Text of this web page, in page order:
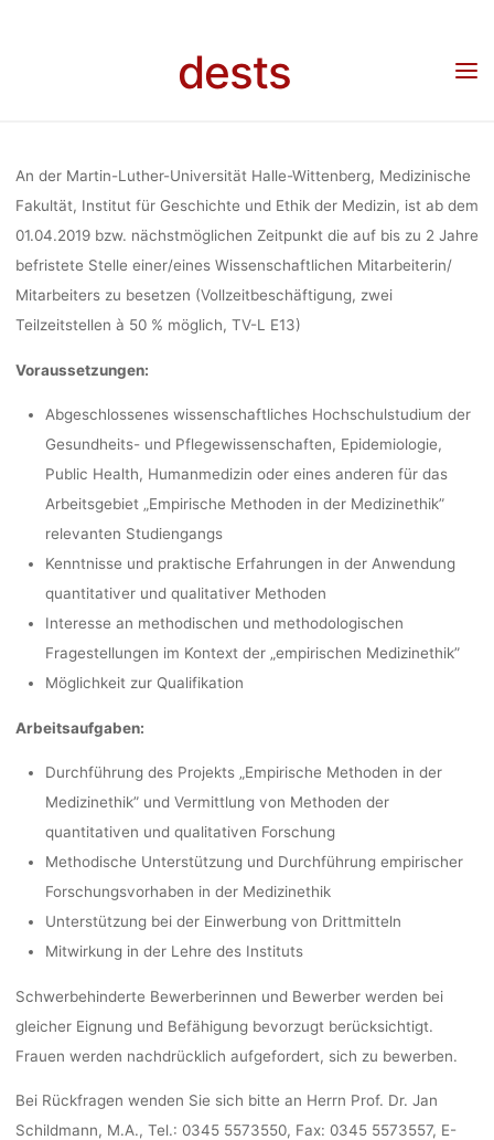
dests
DER
Stellenausschreibung: Wissenschaftliche/-r Mitarbeiter/-in
An der Martin-Luther-Universität Halle-Wittenberg, Medizinische
Fakultät, Institut für Geschichte und Ethik der Medizin, ist ab dem
01.04.2019 bzw. nächstmöglichen Zeitpunkt die auf bis zu 2 Jahre
befristete Stelle einer/eines Wissenschaftlichen Mitarbeiterin/
Mitarbeiters zu besetzen (Vollzeitbeschäftigung, zwei
Teilzeitstellen à 50 % möglich, TV-L E13)
Voraussetzungen:
Abgeschlossenes wissenschaftliches Hochschulstudium der
Gesundheits- und Pflegewissenschaften, Epidemiologie,
Public Health, Humanmedizin oder eines anderen für das
Arbeitsgebiet „Empirische Methoden in der Medizinethik”
relevanten Studiengangs
Kenntnisse und praktische Erfahrungen in der Anwendung
quantitativer und qualitativer Methoden
Interesse an methodischen und methodologischen
Fragestellungen im Kontext der „empirischen Medizinethik”
Möglichkeit zur Qualifikation
Arbeitsaufgaben:
Durchführung des Projekts „Empirische Methoden in der
Medizinethik” und Vermittlung von Methoden der
quantitativen und qualitativen Forschung
Methodische Unterstützung und Durchführung empirischer
Forschungsvorhaben in der Medizinethik
Unterstützung bei der Einwerbung von Drittmitteln
Mitwirkung in der Lehre des Instituts
Schwerbehinderte Bewerberinnen und Bewerber werden bei
gleicher Eignung und Befähigung bevorzugt berücksichtigt.
Frauen werden nachdrücklich aufgefordert, sich zu bewerben.
Bei Rückfragen wenden Sie sich bitte an Herrn Prof. Dr. Jan
Schildmann, M.A., Tel.: 0345 5573550, Fax: 0345 5573557, E-